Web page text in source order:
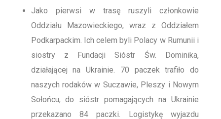
Jako pierwsi w trasę ruszyli członkowie
Oddziału Mazowieckiego, wraz z Oddziałem
Podkarpackim. Ich celem byli Polacy w Rumunii i
siostry z Fundacji Sióstr Św. Dominika,
działającej na Ukrainie. 70 paczek trafiło do
naszych rodaków w Suczawie, Pleszy i Nowym
Sołońcu, do sióstr pomagających na Ukrainie
przekazano 84 paczki. Logistykę wyjazdu